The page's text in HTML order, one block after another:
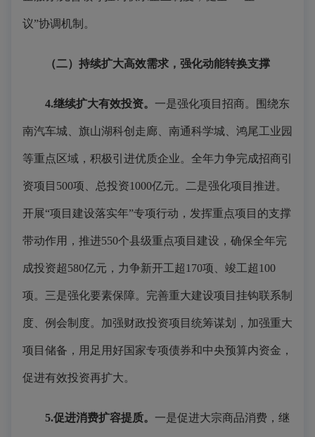
议”协调机制。
（二）持续扩大高效需求，强化动能转换支撑
4.继续扩大有效投资。 一是强化项目招商。围绕东
南汽车城、旗山湖科创走廊、南通科学城、鸿尾工业园
等重点区域，积极引进优质企业。全年力争完成招商引
资项目500项、总投资1000亿元。二是强化项目推进。
开展“项目建设落实年”专项行动，发挥重点项目的支撑
带动作用，推进550个县级重点项目建设，确保全年完
成投资超580亿元，力争新开工超170项、竣工超100
项。三是强化要素保障。完善重大建设项目挂钩联系制
度、例会制度。加强财政投资项目统筹谋划，加强重大
项目储备，用足用好国家专项债券和中央预算内资金，
促进有效投资再扩大。
5.促进消费扩容提质。 一是促进大宗商品消费，继